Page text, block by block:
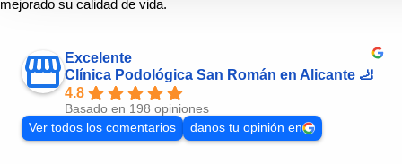
mejorado su calidad de vida.
Excelente
Clínica Podológica San Román en Alicante 🦶
4.8
Basado en 198 opiniones
Ver todos los comentarios
danos tu opinión en